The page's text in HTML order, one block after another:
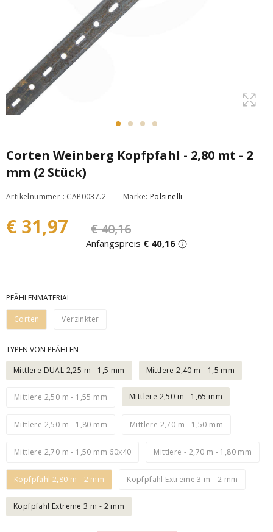
Corten Weinberg Kopfpfahl - 2,80 mt - 2
mm (2 Stück)
Artikelnummer : CAP0037.2 Marke: Polsinelli
€ 31,97 € 40,16
Anfangspreis € 40,16
PFÄHLENMATERIAL
Corten Verzinkter
TYPEN VON PFÄHLEN
Mittlere DUAL 2,25 m - 1,5 mm
Mittlere 2,40 m - 1,5 mm
Mittlere 2,50 m - 1,55 mm Mittlere 2,50 m - 1,65 mm
Mittlere 2,50 m - 1,80 mm Mittlere 2,70 m - 1,50 mm
Mittlere 2,70 m - 1,50 mm 60x40 Mittlere - 2,70 m - 1,80 mm
Kopfpfahl 2,80 m - 2 mm Kopfpfahl Extreme 3 m - 2 mm
Kopfpfahl Extreme 3 m - 2 mm